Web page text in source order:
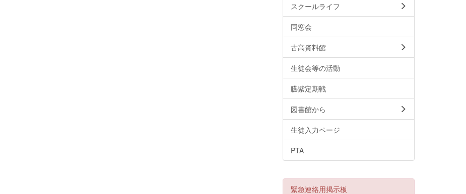
スクールライフ
同窓会
古高資料館
生徒会等の活動
臙紫定期戦
図書館から
生徒入力ページ
PTA
緊急連絡用掲示板